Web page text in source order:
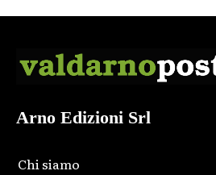
Arno Edizioni Srl
Chi siamo